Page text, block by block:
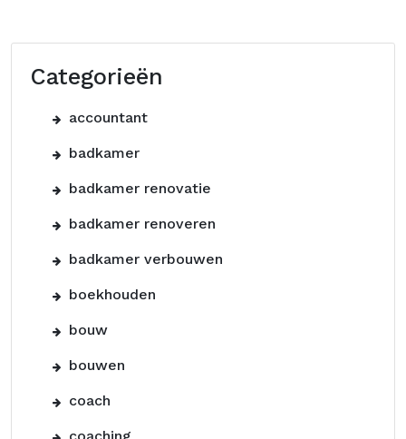
Categorieën
accountant
badkamer
badkamer renovatie
badkamer renoveren
badkamer verbouwen
boekhouden
bouw
bouwen
coach